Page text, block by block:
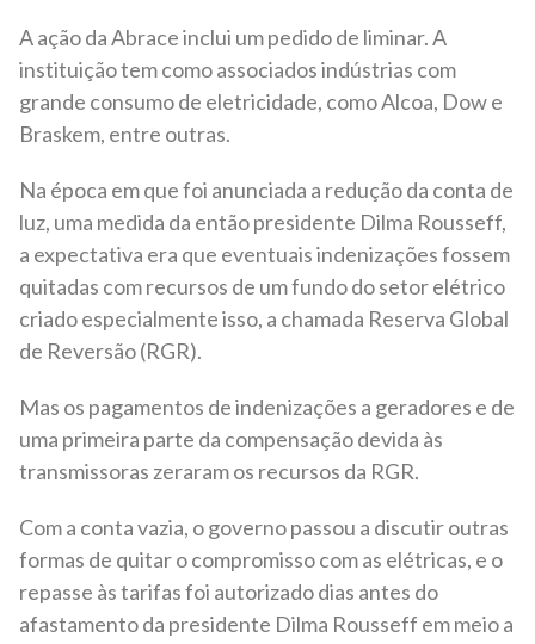
A ação da Abrace inclui um pedido de liminar. A
instituição tem como associados indústrias com
grande consumo de eletricidade, como Alcoa, Dow e
Braskem, entre outras.
Na época em que foi anunciada a redução da conta de
luz, uma medida da então presidente Dilma Rousseff,
a expectativa era que eventuais indenizações fossem
quitadas com recursos de um fundo do setor elétrico
criado especialmente isso, a chamada Reserva Global
de Reversão (RGR).
Mas os pagamentos de indenizações a geradores e de
uma primeira parte da compensação devida às
transmissoras zeraram os recursos da RGR.
Com a conta vazia, o governo passou a discutir outras
formas de quitar o compromisso com as elétricas, e o
repasse às tarifas foi autorizado dias antes do
afastamento da presidente Dilma Rousseff em meio a